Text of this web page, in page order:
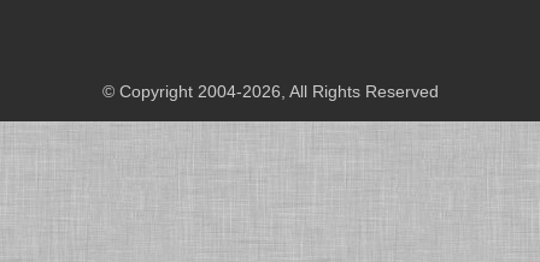
© Copyright 2004-2026, All Rights Reserved